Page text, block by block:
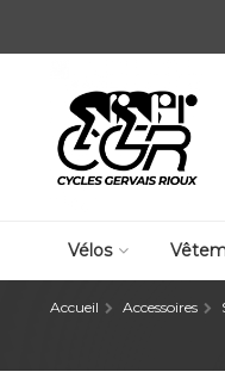
Vélos
Accueil Accessoires